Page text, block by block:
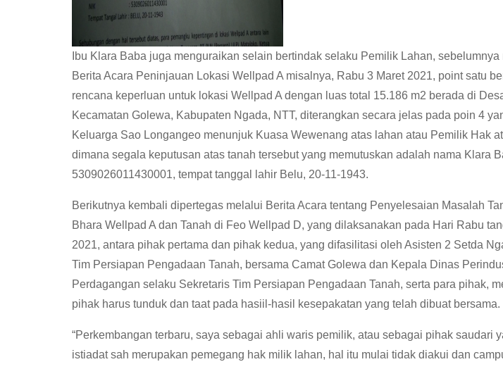
Ibu Klara Baba juga menguraikan selain bertindak selaku Pemilik Lahan,
Berita Acara Peninjauan Lokasi Wellpad A misalnya, Rabu 3 Maret 2021, point satu
rencana keperluan untuk lokasi Wellpad A dengan luas total 15.186 m2 berada di
Kecamatan Golewa, Kabupaten Ngada, NTT, diterangkan secara jelas pada poin 4
Keluarga Sao Longangeo menunjuk Kuasa Wewenang atas lahan atau Pemilik Hak
dimana segala keputusan atas tanah tersebut yang memutuskan adalah nama Klara
5309026011430001, tempat tanggal lahir Belu, 20-11-1943.
Berikutnya kembali dipertegas melalui Berita Acara tentang Penyelesaian Masalah
Bhara Wellpad A dan Tanah di Feo Wellpad D, yang dilaksanakan pada Hari Rabu
2021, antara pihak pertama dan pihak kedua, yang difasilitasi oleh Asisten 2 Setda
Tim Persiapan Pengadaan Tanah, bersama Camat Golewa dan Kepala Dinas
Perdagangan selaku Sekretaris Tim Persiapan Pengadaan Tanah, serta para pihak,
pihak harus tunduk dan taat pada hasiil-hasil kesepakatan yang telah dibuat bersama.
“Perkembangan terbaru, saya sebagai ahli waris pemilik, atau sebagai pihak saudari
istiadat sah merupakan pemegang hak milik lahan, hal itu mulai tidak diakui dan